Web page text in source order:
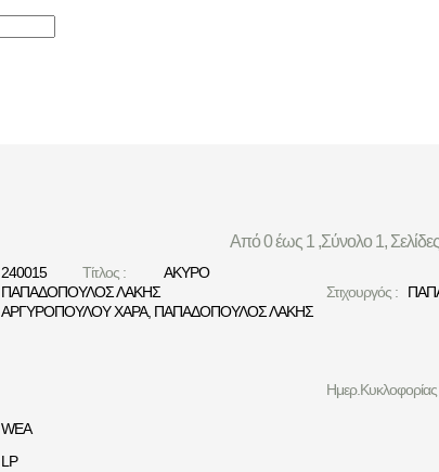
Από 0 έως 1 ,Σύνολο 1,
240015 Τίτλος :
ΑΚΥΡΟ
ΠΑΠΑΔΟΠΟΥΛΟΣ ΛΑΚΗΣ Στιχουργός :
ΑΡΓΥΡΟΠΟΥΛΟΥ ΧΑΡΑ, ΠΑΠΑΔΟΠΟΥΛΟΣ ΛΑΚΗΣ
Ημερ.Κυκλοφορίας
WEA
LP